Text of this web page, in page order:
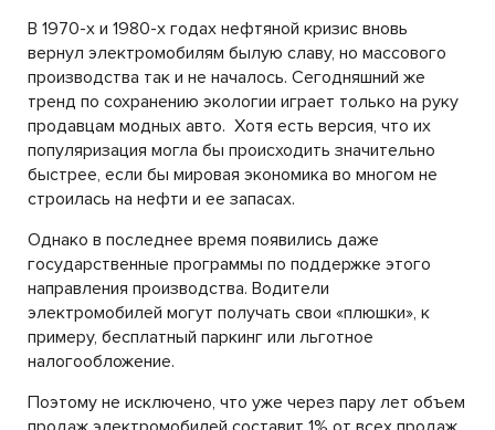
В 1970-х и 1980-х годах нефтяной кризис вновь
вернул электромобилям былую славу, но массового
производства так и не началось. Сегодняшний же
тренд по сохранению экологии играет только на руку
продавцам модных авто. Хотя есть версия, что их
популяризация могла бы происходить значительно
быстрее, если бы мировая экономика во многом не
строилась на нефти и ее запасах.
Однако в последнее время появились даже
государственные программы по поддержке этого
направления производства. Водители
электромобилей могут получать свои «плюшки», к
примеру, бесплатный паркинг или льготное
налогообложение.
Поэтому не исключено, что уже через пару лет объем